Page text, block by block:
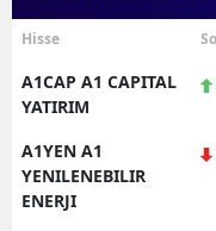
Hisse
A1CAP A1 CAPITAL
YATIRIM
A1YEN A1
YENILENEBILIR
ENERJI